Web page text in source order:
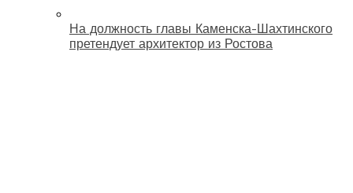
На должность главы Каменска-Шахтинского
претендует архитектор из Ростова